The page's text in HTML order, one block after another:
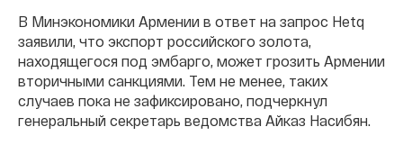
В Минэкономики Армении в ответ на запрос Hetq
заявили, что экспорт российского золота,
находящегося под эмбарго, может грозить Армении
вторичными санкциями. Тем не менее, таких
случаев пока не зафиксировано, подчеркнул
генеральный секретарь ведомства Айказ Насибян.